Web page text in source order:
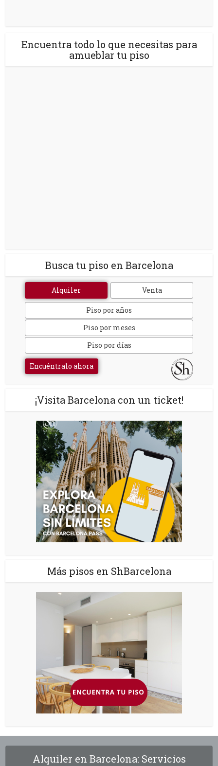
Encuentra todo lo que necesitas para
amueblar tu piso
Busca tu piso en Barcelona
Alquiler Venta
Piso por años
Piso por meses
Piso por días
Encuéntralo ahora
¡Visita Barcelona con un ticket!
Más pisos en ShBarcelona
Alquiler en Barcelona: Servicios